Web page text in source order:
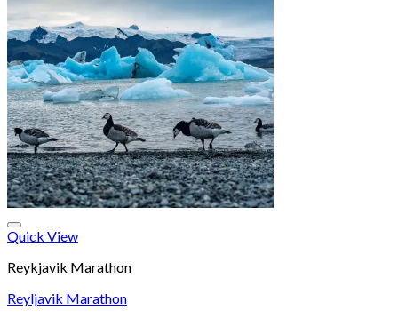
Quick View
Reykjavik Marathon
Reyljavik Marathon